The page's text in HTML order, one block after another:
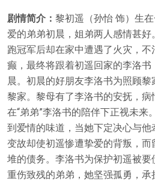
剧情简介： 黎初遥（孙怡 饰）生
爱的弟弟初晨，姐弟两人感情甚
跑冠军后却在家中遭遇了火灾，
癫，最终将跟着初遥回家的李洛
晨。初晨的好朋友李洛书为照顾
黎家。黎母有了李洛书的安抚，
在“弟弟”李洛书的陪伴下正视未来
到爱情的味道，当她下定决心与
变故却使初遥惨遭挚爱的背叛，
堆的债务。李洛书为保护初遥被
重伤致残的弟弟，她坚强孤勇，